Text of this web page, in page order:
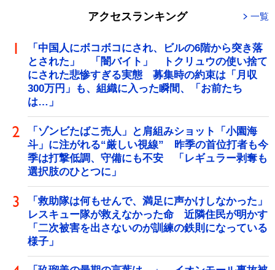
アクセスランキング 一覧
「中国人にボコボコにされ、ビルの6階から突き落
とされた」 「闇バイト」 トクリュウの使い捨て
にされた悲惨すぎる実態 募集時の約束は「月収
300万円」も、組織に入った瞬間、「お前たち
は…」
「ゾンビたばこ売人」と肩組みショット「小園海
斗」に注がれる“厳しい視線” 昨季の首位打者も今
季は打撃低調、守備にも不安 「レギュラー剥奪も
選択肢のひとつに」
「救助隊は何もせんで、満足に声かけしなかった」
レスキュー隊が救えなかった命 近隣住民が明かす
「二次被害を出さないのが訓練の鉄則になっている
様子」